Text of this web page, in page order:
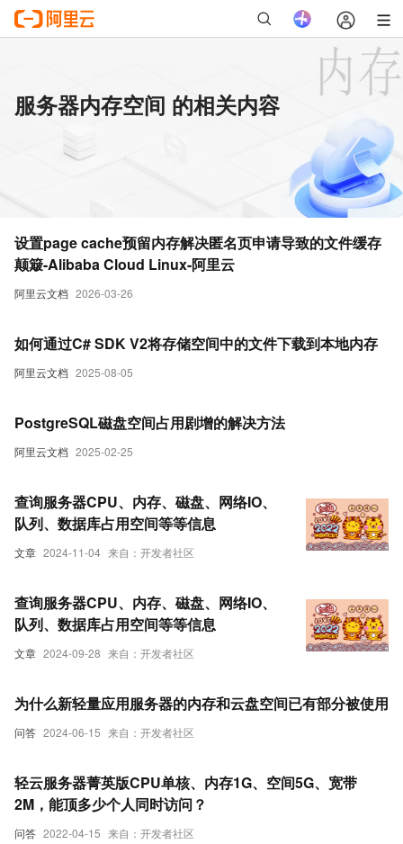
服务器内存空间 的相关内容
阿里云文档 2026-03-26
设置page cache预留内存解决匿名页申请导致的文件缓存
颠簸-Alibaba Cloud Linux-阿里云
阿里云文档 2025-08-05
如何通过C# SDK V2将存储空间中的文件下载到本地内存
阿里云文档 2025-02-25
PostgreSQL磁盘空间占用剧增的解决方法
文章 2024-11-04 来自：开发者社区
查询服务器CPU、内存、磁盘、网络IO、
队列、数据库占用空间等等信息
文章 2024-09-28 来自：开发者社区
查询服务器CPU、内存、磁盘、网络IO、
队列、数据库占用空间等等信息
问答 2024-06-15 来自：开发者社区
为什么新轻量应用服务器的内存和云盘空间已有部分被使用
问答 2022-04-15 来自：开发者社区
轻云服务器菁英版CPU单核、内存1G、空间5G、宽带
2M，能顶多少个人同时访问？